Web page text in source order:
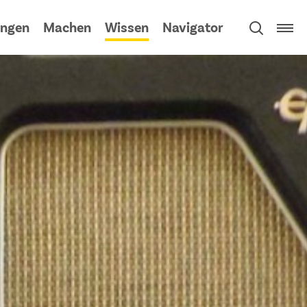
Machen Wissen Navigator